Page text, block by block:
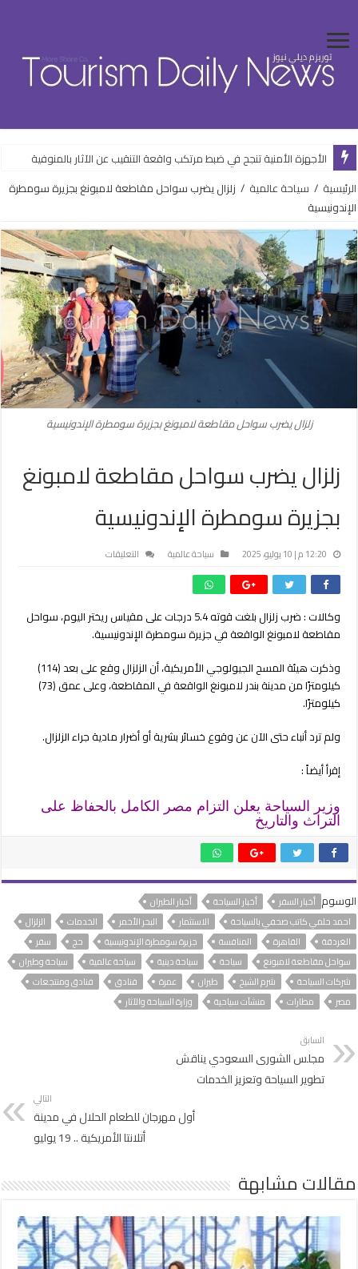
الأجهزة الأمنية تنجح في ضبط مرتكب واقعة التنقيب عن الآثار بالمنوفية
الرئيسية / سياحة عالمية / زلزال يضرب سواحل مقاطعة لامبونغ بجزيرة سومطرة
الإندونيسية
زلزال يضرب سواحل مقاطعة لامبونغ بجزيرة سومطرة الإندونيسية
زلزال يضرب سواحل مقاطعة لامبونغ
بجزيرة سومطرة الإندونيسية
12:20 م | 10 يوليو، 2025 سياحة عالمية التعليقات
مقاطعة
لامبونغ
سومطرة
الإندونيسية
مغلقة
وكالات : ضرب زلزال بلغت قوته 5.4 درجات على مقياس ريختر اليوم، سواحل
مقاطعة لامبونغ الواقعة في جزيرة سومطرة الإندونيسية.
وذكرت هيئة المسح الجيولوجي الأمريكية، أن الزلزال وقع على بعد (114)
كيلومترًا من مدينة بندر لامبونغ الواقعة في المقاطعة، وعلى عمق (73)
كيلومترًا.
ولم ترد أنباء حتى الآن عن وقوع خسائر بشرية أو أضرار مادية جراء الزلزال.
إقرأ أيضاً :
وزير السياحة يعلن التزام مصر الكامل بالحفاظ على
التراث والتاريخ
الوسوم أخبار السفر أخبار السياحة
أخبار الطيران
احمد حلمي كاتب صحفي بالسياحة
الاستثمار البحر الأحمر الخدمات
الزلزال
الغردقة
القاهرة المنافسة جزيرة سومطرة الإندونيسية حج
سفر
سواحل مقاطعة لامبونغ
سياحة سياحة دينية سياحة عالمية
سياحة وطيران
شركات السياحة
شرم الشيخ طيران عمرة فنادق
فنادق ومنتجعات
مصر
مطارات منشآت سياحية وزارة السياحة والآثار
السابق
مجلس الشورى السعودي يناقش
تطوير السياحة وتعزيز الخدمات
التالي
أول مهرجان للطعام الحلال في مدينة
أتلانتا الأمريكية .. 19 یولیو
مقالات مشابهة